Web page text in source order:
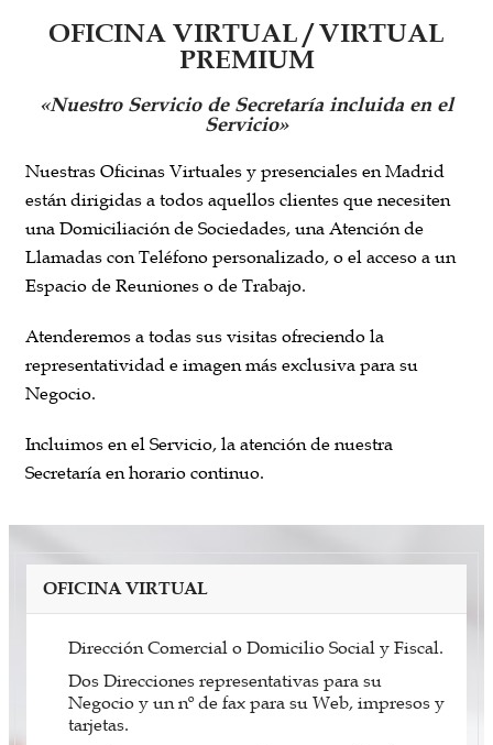
OFICINA VIRTUAL / VIRTUAL
PREMIUM
«Nuestro Servicio de Secretaría incluida en el
Servicio»
Nuestras Oficinas Virtuales y presenciales en Madrid
están dirigidas a todos aquellos clientes que necesiten
una Domiciliación de Sociedades, una Atención de
Llamadas con Teléfono personalizado, o el acceso a un
Espacio de Reuniones o de Trabajo.
Atenderemos a todas sus visitas ofreciendo la
representatividad e imagen más exclusiva para su
Negocio.
Incluimos en el Servicio, la atención de nuestra
Secretaría en horario continuo.
OFICINA VIRTUAL
Dirección Comercial o Domicilio Social y Fiscal.
Dos Direcciones representativas para su
Negocio y un nº de fax para su Web, impresos y
tarjetas.